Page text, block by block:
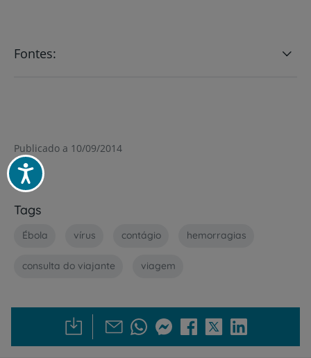
Acessibilidade
Fontes:
Publicado a 10/09/2014
Tags
Ébola vírus contágio hemorragias
consulta do viajante viagem